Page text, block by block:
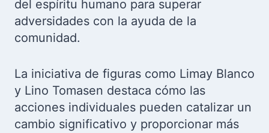
del espíritu humano para superar
adversidades con la ayuda de la
comunidad.
La iniciativa de figuras como Limay Blanco
y Lino Tomasen destaca cómo las
acciones individuales pueden catalizar un
cambio significativo y proporcionar más